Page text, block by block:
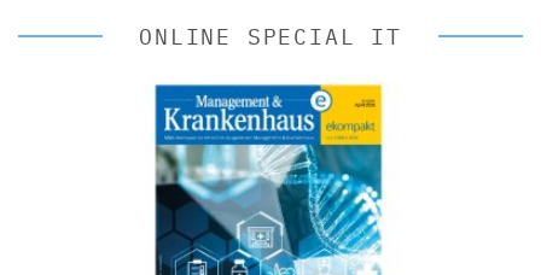
ONLINE SPECIAL IT